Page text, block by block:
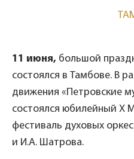
11 июня, большой
состоялся в Тамбове. В
движения «Петровские
состоялся юбилейный X
фестиваль духовых
и И.А. Шатрова.